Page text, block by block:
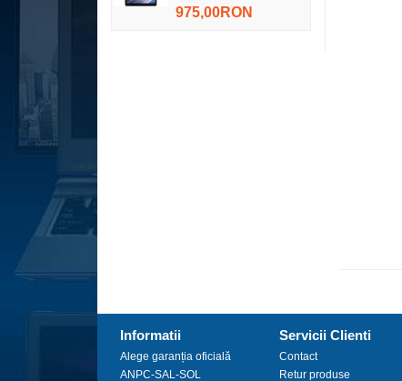
975,00RON
Informatii
Alege garanția oficială
ANPC-SAL-SOL
Servicii Clienti
Contact
Retur produse